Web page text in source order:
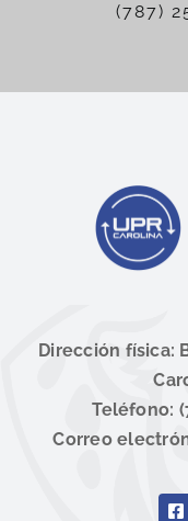
(787)
Dirección física:
Teléfono:
Correo